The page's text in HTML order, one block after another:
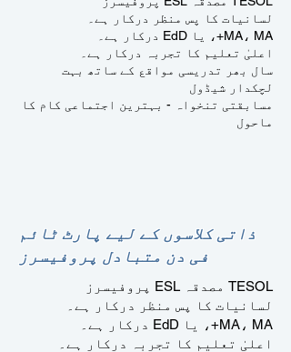
لسانیات کا پس منظر درکار ہے۔
MA، MA+، یا EdD درکار ہے۔
اعلیٰ تعلیم کا تجربہ درکار ہے۔
سال بھر تدریسی مواقع کے ساتھ بہت
لچکدار شیڈول
مسابقتی تنخواہ - بہترین اجتماعی کام کا
ماحول
ذاتی کلاسوں کے لیے پارٹ ٹائم
فی دن متبادل پروفیسرز
TESOL مصدقہ ESL پروفیسرز
لسانیات کا پس منظر درکار ہے۔
MA، MA+، یا EdD درکار ہے۔
اعلیٰ تعلیم کا تجربہ درکار ہے۔